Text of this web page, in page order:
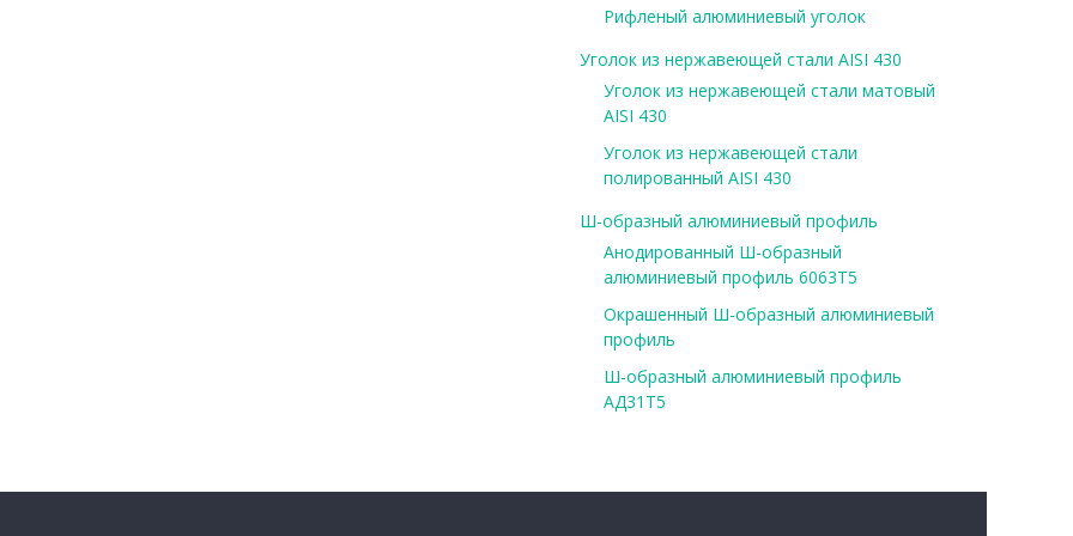
Рифленый алюминиевый уголок
Уголок из нержавеющей стали AISI 430
Уголок из нержавеющей стали матовый
AISI 430
Уголок из нержавеющей стали
полированный AISI 430
Ш-образный алюминиевый профиль
Анодированный Ш-образный
алюминиевый профиль 6063Т5
Окрашенный Ш-образный алюминиевый
профиль
Ш-образный алюминиевый профиль
АД31Т5